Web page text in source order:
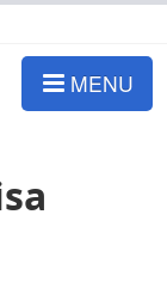
MENU